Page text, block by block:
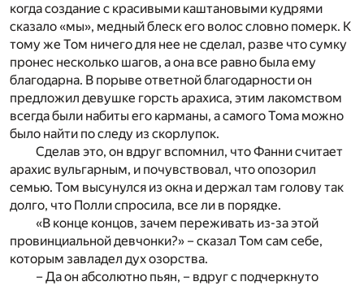
когда создание с красивыми каштановыми кудрями
сказало «мы», медный блеск его волос словно померк. К
тому же Том ничего для нее не сделал, разве что сумку
пронес несколько шагов, а она все равно была ему
благодарна. В порыве ответной благодарности он
предложил девушке горсть арахиса, этим лакомством
всегда были набиты его карманы, а самого Тома можно
было найти по следу из скорлупок.
Сделав это, он вдруг вспомнил, что Фанни считает
арахис вульгарным, и почувствовал, что опозорил
семью. Том высунулся из окна и держал там голову так
долго, что Полли спросила, все ли в порядке.
«В конце концов, зачем переживать из-за этой
провинциальной девчонки?» – сказал Том сам себе,
которым завладел дух озорства.
– Да он абсолютно пьян, – вдруг с подчеркнуто